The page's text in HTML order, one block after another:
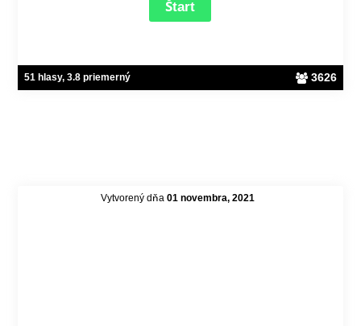
51 hlasy, 3.8 priemerný 3626
Vytvorený dňa 01 novembra, 2021